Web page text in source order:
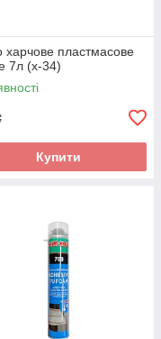
харчове пластмасове
7л (х-34)
Купити